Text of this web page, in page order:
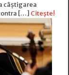
câștigarea
[…] Citește!